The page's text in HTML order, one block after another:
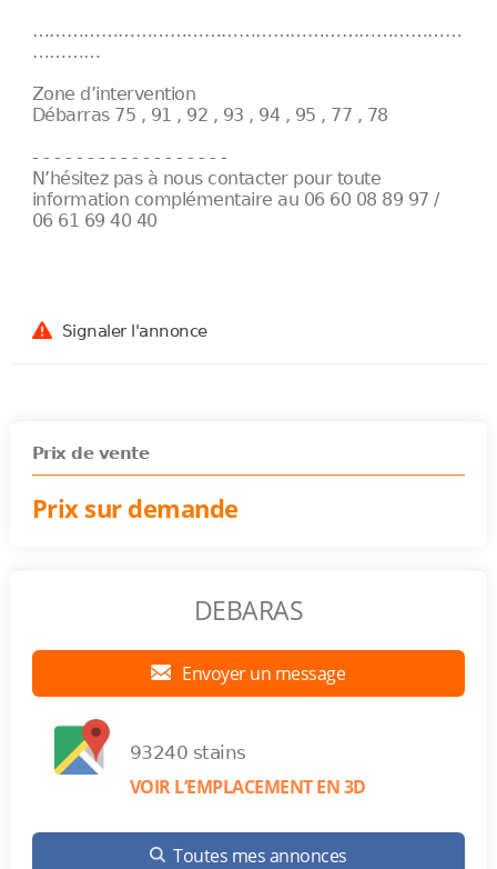
…………………………………………………………………
…………
Zone d’intervention
Débarras 75 , 91 , 92 , 93 , 94 , 95 , 77 , 78
- - - - - - - - - - - - - - - - - -
N’hésitez pas à nous contacter pour toute
information complémentaire au 06 60 08 89 97 /
06 61 69 40 40
Signaler l'annonce
Prix de vente
Prix sur demande
DEBARAS
Envoyer un message
93240 stains
VOIR L’EMPLACEMENT EN 3D
Toutes mes annonces